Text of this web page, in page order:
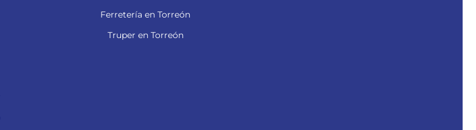
Ferretería en Torreón
Truper en Torreón